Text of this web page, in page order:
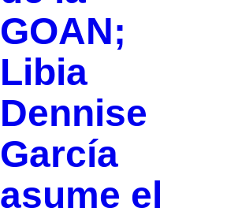
GOAN;
Libia
Dennise
García
asume el